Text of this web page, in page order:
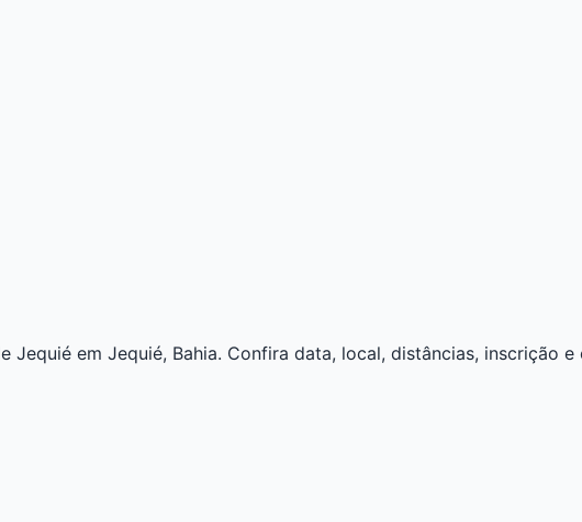
Jequié em Jequié, Bahia. Confira data, local, distâncias, inscrição